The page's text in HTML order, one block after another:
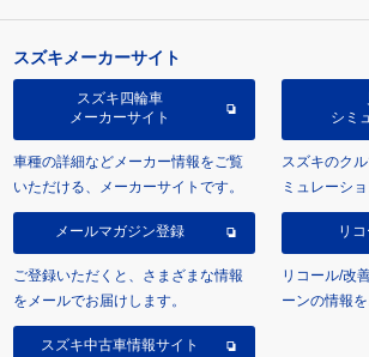
スズキメーカーサイト
スズキ四輪車
メーカーサイト
車種の詳細などメーカー情報をご覧
いただける、メーカーサイトです。
シミ
スズキのク
ミュレーシ
メールマガジン登録
ご登録いただくと、さまざまな情報
をメールでお届けします。
リ
リコール/改
ーンの情報
スズキ中古車情報サイト